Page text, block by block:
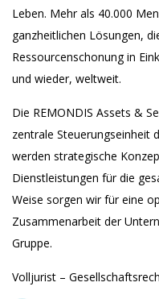
Leben. Mehr als 40.000
ganzheitlichen Lösungen,
Ressourcenschonung in
und wieder, weltweit.
Die REMONDIS Assets &
zentrale Steuerungseinheit
werden strategische
Dienstleistungen für die
Weise sorgen wir für eine
Zusammenarbeit der
Gruppe.
Volljurist –